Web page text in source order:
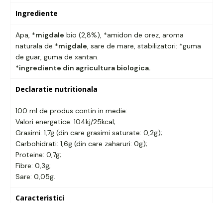
Ingrediente
Apa, *migdale bio (2,8%), *amidon de orez, aroma
naturala de *migdale, sare de mare, stabilizatori: *guma
de guar, guma de xantan.
*ingrediente din agricultura biologica.
Declaratie nutritionala
100 ml de produs contin in medie:
Valori energetice: 104kj/25kcal;
Grasimi: 1,7g (din care grasimi saturate: 0,2g);
Carbohidrati: 1,6g (din care zaharuri: 0g);
Proteine: 0,7g;
Fibre: 0,3g;
Sare: 0,05g.
Caracteristici